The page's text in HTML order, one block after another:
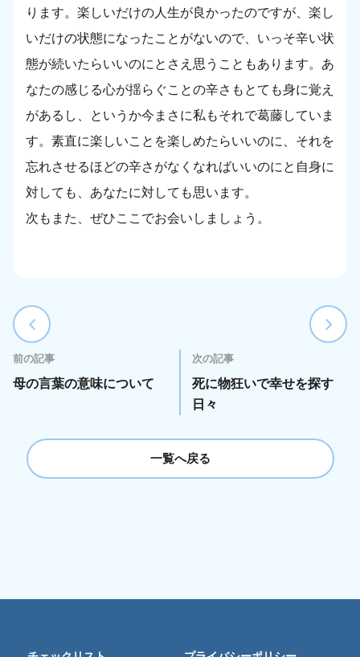
ります。楽しいだけの人生が良かったのですが、楽し
いだけの状態になったことがないので、いっそ辛い状
態が続いたらいいのにとさえ思うこともあります。あ
なたの感じる心が揺らぐことの辛さもとても身に覚え
があるし、というか今まさに私もそれで葛藤していま
す。素直に楽しいことを楽しめたらいいのに、それを
忘れさせるほどの辛さがなくなればいいのにと自身に
対しても、あなたに対しても思います。
次もまた、ぜひここでお会いしましょう。
前の記事
母の言葉の意味について
次の記事
死に物狂いで幸せを探す
日々
一覧へ戻る